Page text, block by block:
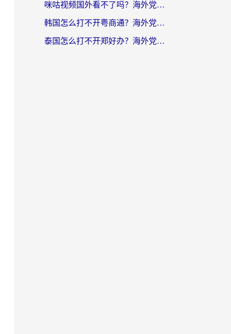
咪咕视频国外看不了吗？海外党亲测有效的回国加速解决方案
韩国怎么打不开粤商通？海外党必看的回国加速器选择指南（附加拿大农行俄罗斯有缘网解决方案）
泰国怎么打不开郑好办？海外党回国服务+影音追剧全搞定的实用指南